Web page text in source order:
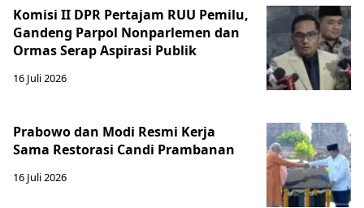
Komisi II DPR Pertajam RUU Pemilu,
Gandeng Parpol Nonparlemen dan
Ormas Serap Aspirasi Publik
16 Juli 2026
Prabowo dan Modi Resmi Kerja
Sama Restorasi Candi Prambanan
16 Juli 2026